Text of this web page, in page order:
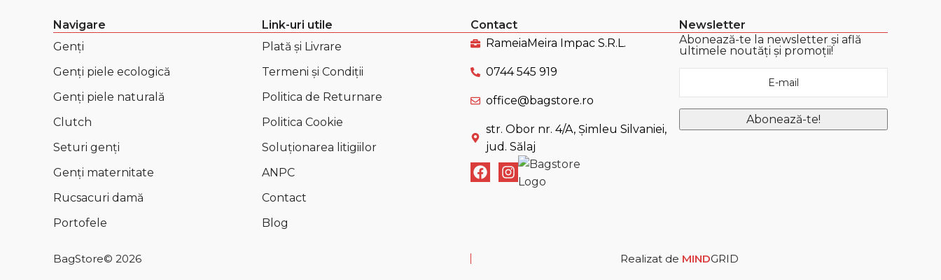
Navigare
Genți
Genți piele ecologică
Genți piele naturală
Clutch
Seturi genți
Genți maternitate
Rucsacuri damă
Portofele
Link-uri utile
Plată și Livrare
Termeni și Condiții
Politica de Returnare
Politica Cookie
Soluționarea litigiilor
ANPC
Contact
Blog
Contact
RameiaMeira Impac S.R.L.
0744 545 919
office@bagstore.ro
str. Obor nr. 4/A, Șimleu Silvaniei,
jud. Sălaj
Newsletter
Abonează-te la newsletter și află
ultimele noutăți și promoții!
BagStore© 2026 Realizat de MINDGRID